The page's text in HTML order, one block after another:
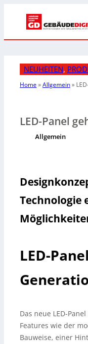
NEUHEITEN,
Home»Allgemein»
LED-Panel
Allgemein
Technologie
LED-
Das neue LED-
Features wie der
Bauweise, einer